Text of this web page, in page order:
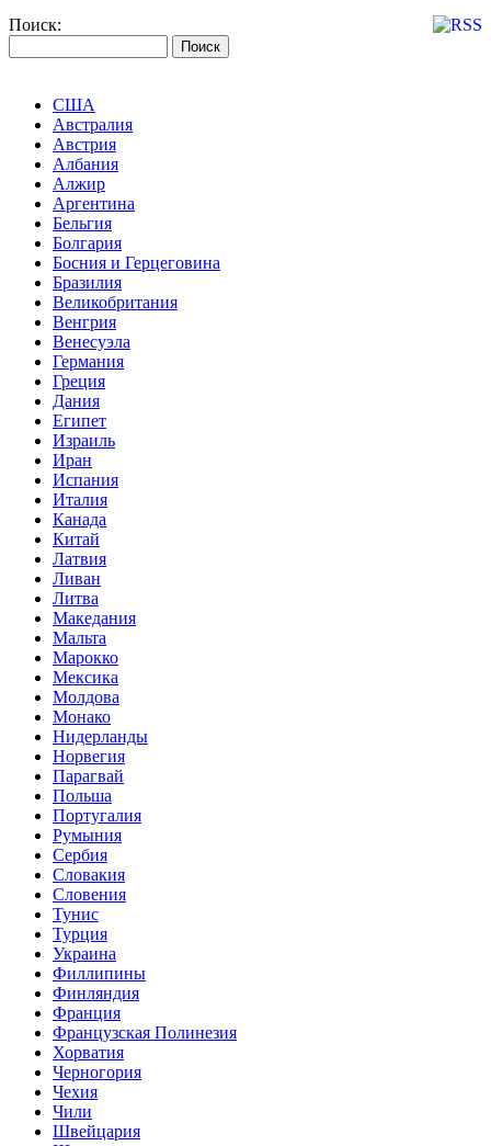
Поиск:
США
Австралия
Австрия
Албания
Алжир
Аргентина
Бельгия
Болгария
Босния и Герцеговина
Бразилия
Великобритания
Венгрия
Венесуэла
Германия
Греция
Дания
Египет
Израиль
Иран
Испания
Италия
Канада
Китай
Латвия
Ливан
Литва
Македания
Мальта
Марокко
Мексика
Молдова
Монако
Нидерланды
Норвегия
Парагвай
Польша
Португалия
Румыния
Сербия
Словакия
Словения
Тунис
Турция
Украина
Филлипины
Финляндия
Франция
Французская Полинезия
Хорватия
Черногория
Чехия
Чили
Швейцария